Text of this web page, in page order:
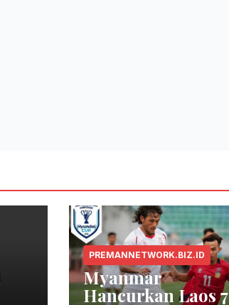
PREMANNETWORK.BIZ.ID
Myanmar
Hancurkan Laos 7